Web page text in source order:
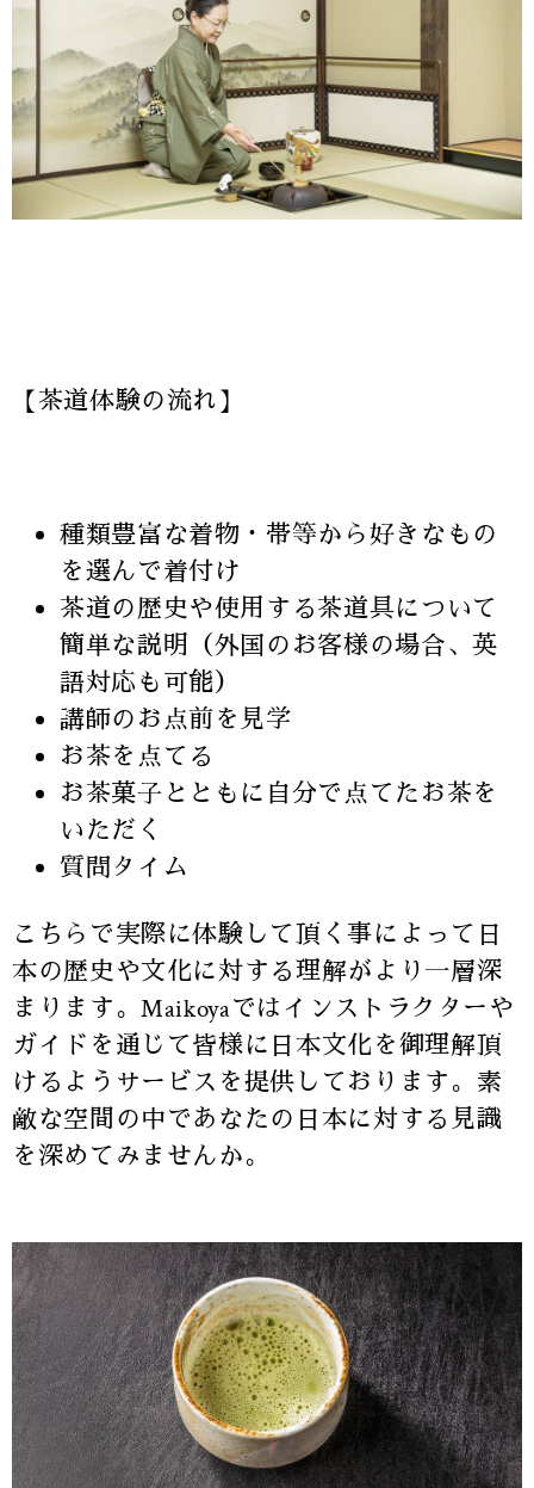
【茶道体験の流れ】
種類豊富な着物・帯等から好きなもの
を選んで着付け
茶道の歴史や使用する茶道具について
簡単な説明（外国のお客様の場合、英
語対応も可能）
講師のお点前を見学
お茶を点てる
お茶菓子とともに自分で点てたお茶を
いただく
質問タイム
こちらで実際に体験して頂く事によって日
本の歴史や文化に対する理解がより一層深
まります。Maikoyaではインストラクターや
ガイドを通じて皆様に日本文化を御理解頂
けるようサービスを提供しております。素
敵な空間の中であなたの日本に対する見識
を深めてみませんか。